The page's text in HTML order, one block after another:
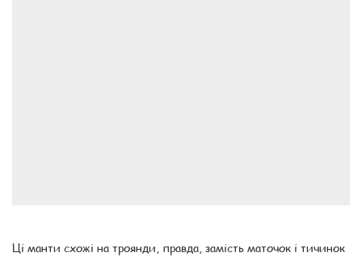
Ці манти схожі на троянди, правда, замість маточок і тичинок